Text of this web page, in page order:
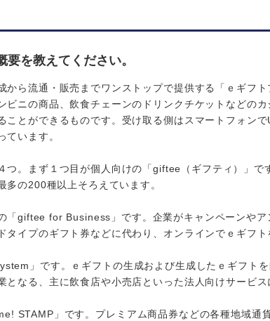
を教えてください。
ら流通・販売までワンストップで提供する「ｅギフ
ビニの商品、飲食チェーンのドリンクチケットなどの
ことができるものです。受け取る側はスマートフォン
ています。
。まず１つ目が個人向けの「giftee（ギフティ）」で
多の200種以上そろえています。
「giftee for Business」です。企業がキャンペーンやア
タイプのギフト券などに代わり、オンラインでｅギフ
」です。ｅギフトの生成および生成したｅギフト
となる、主に飲食店や小売店といった法人向けサービス
STAMP」です。プレミアム商品券などの各種地域通